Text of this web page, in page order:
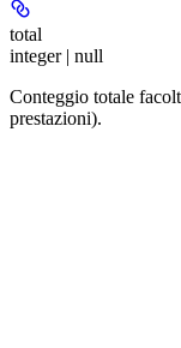
total
integer | null
Conteggio totale
prestazioni).